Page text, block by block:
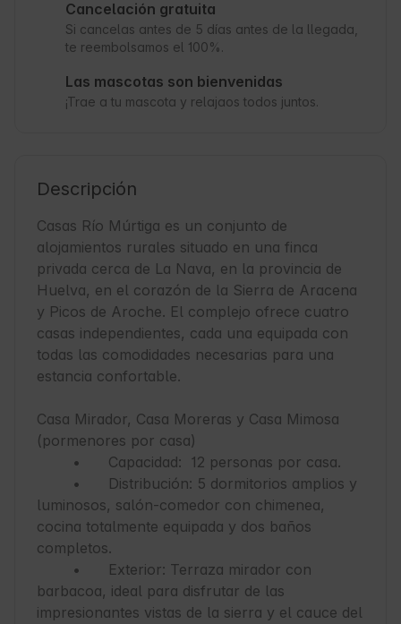
Cancelación gratuita
Si cancelas antes de 5 días antes de la llegada,
te reembolsamos el 100%.
Las mascotas son bienvenidas
¡Trae a tu mascota y relajaos todos juntos.
Descripción
Casas Río Múrtiga es un conjunto de
alojamientos rurales situado en una finca
privada cerca de La Nava, en la provincia de
Huelva, en el corazón de la Sierra de Aracena
y Picos de Aroche. El complejo ofrece cuatro
casas independientes, cada una equipada con
todas las comodidades necesarias para una
estancia confortable.
Casa Mirador, Casa Moreras y Casa Mimosa
(pormenores por casa)
luminosos, salón-comedor con chimenea,
cocina totalmente equipada y dos baños
completos.
barbacoa, ideal para disfrutar de las
impresionantes vistas de la sierra y el cauce del